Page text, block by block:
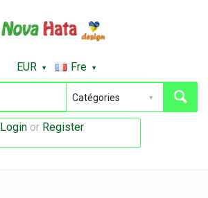
EUR Fre
Login or Register.